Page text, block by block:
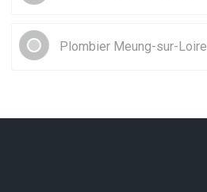
Plombier Meung-sur-Loire